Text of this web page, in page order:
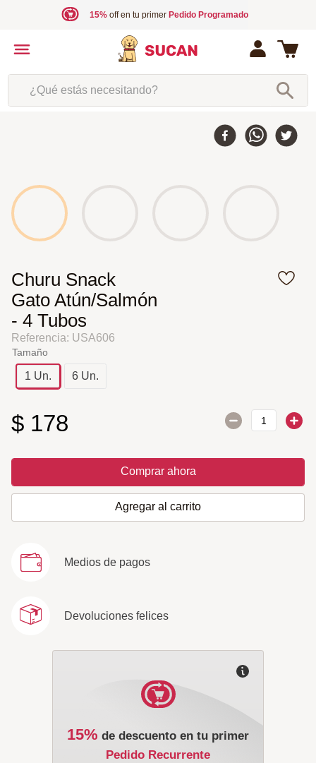
15%off en tu primer Pedido Programado
¿Qué estás necesitando?
Churu Snack
Gato Atún/Salmón
- 4 Tubos
Referencia: USA606
Tamaño
1 Un. 6 Un.
$ 178
Comprar ahora
Agregar al carrito
Medios de pagos
Devoluciones felices
15% de descuento en tu primer
Pedido Recurrente